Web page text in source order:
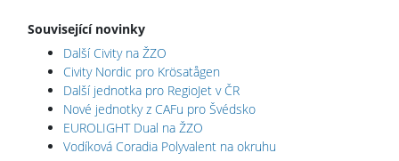
Související novinky
Další Civity na ŽZO
Civity Nordic pro Krösatågen
Další jednotka pro RegioJet v ČR
Nové jednotky z CAFu pro Švédsko
EUROLIGHT Dual na ŽZO
Vodíková Coradia Polyvalent na okruhu